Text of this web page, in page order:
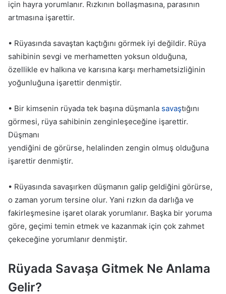
için hayra yorumlanır. Rızkının bollaşmasına, parasının
artmasına işarettir.
• Rüyasında savaştan kaçtığını görmek iyi değildir. Rüya
sahibinin sevgi ve merhametten yoksun olduğuna,
özellikle ev halkına ve karısına karşı merhametsizliğinin
yoğunluğuna işarettir denmiştir.
• Bir kimsenin rüyada tek başına düşmanla savaştığını
görmesi, rüya sahibinin zenginleşeceğine işarettir.
Düşmanı
yendiğini de görürse, helalinden zengin olmuş olduğuna
işarettir denmiştir.
• Rüyasında savaşırken düşmanın galip geldiğini görürse,
o zaman yorum tersine olur. Yani rızkın da darlığa ve
fakirleşmesine işaret olarak yorumlanır. Başka bir yoruma
göre, geçimi temin etmek ve kazanmak için çok zahmet
çekeceğine yorumlanır denmiştir.
Rüyada Savaşa Gitmek Ne Anlama
Gelir?